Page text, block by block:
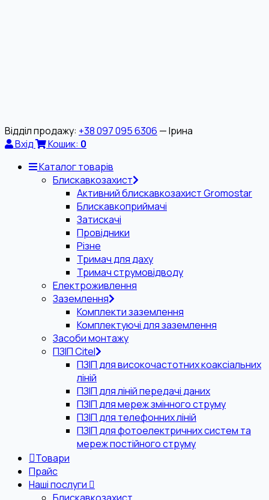
Відділ продажу: +38 097 095 6306 — Ірина
Вхід
Кошик: 0
Каталог товарів
Блискавкозахист
Активний блискавкозахист Gromostar
Блискавкоприймачі
Затискачі
Провідники
Різне
Тримач для даху
Тримач струмовідводу
Електроживлення
Заземлення
Комплекти заземлення
Комплектуючі для заземлення
Засоби монтажу
ПЗІП Citel
ПЗІП для високочастотних коаксіальних
ліній
ПЗІП для ліній передачі даних
ПЗІП для мереж змінного струму
ПЗІП для телефонних ліній
ПЗІП для фотоелектричних систем та
мереж постійного струму
Товари
Прайс
Наші послуги